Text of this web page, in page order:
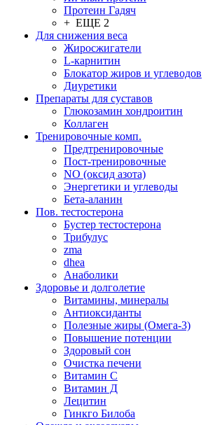
Протеин Гадяч
+ ЕЩЕ 2
Для снижения веса
Жиросжигатели
L-карнитин
Блокатор жиров и углеводов
Диуретики
Препараты для суставов
Глюкозамин хондроитин
Коллаген
Тренировочные комп.
Предтренировочные
Пост-тренировочные
NO (оксид азота)
Энергетики и углеводы
Бета-аланин
Пов. тестостерона
Бустер тестостерона
Трибулус
zma
dhea
Анаболики
Здоровье и долголетие
Витамины, минералы
Антиоксиданты
Полезные жиры (Омега-3)
Повышение потенции
Здоровый сон
Очистка печени
Витамин С
Витамин Д
Лецитин
Гинкго Билоба